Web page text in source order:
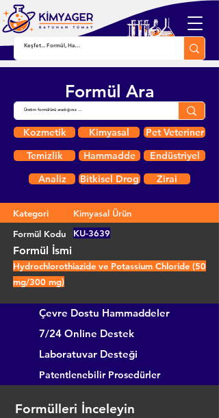
Formül Ara
Kozmetik Kimyasal
Pet Veteriner
Temizlik
Hammadde
Endüstriyel
Analiz
Bitkisel Drog Zirai
Kategori
Kimyasal Ürün
Formül Kodu
KU-3639
Formül İsmi
Hydrochlorothiazide ve Potassium Chloride (50
mg/300 mg)
Çevre Dostu Hammaddeler
7/24 Online Destek
Laboratuvar Desteği
Patentlenebilir Prosedürler
Formülleri İnceleyin